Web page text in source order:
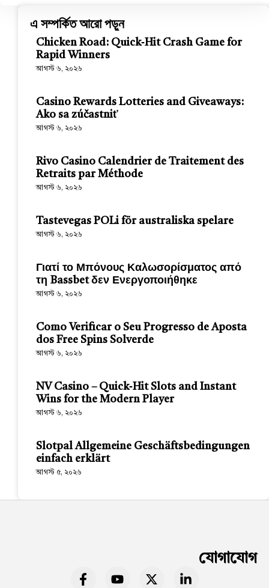
এ সম্পর্কিত আরো পড়ুন
Chicken Road: Quick‑Hit Crash Game for
Rapid Winners
আগস্ট ৬, ২০২৬
Casino Rewards Lotteries and Giveaways:
Ako sa zúčastniť
আগস্ট ৬, ২০২৬
Rivo Casino Calendrier de Traitement des
Retraits par Méthode
আগস্ট ৬, ২০২৬
Tastevegas POLi för australiska spelare
আগস্ট ৬, ২০২৬
Γιατί το Μπόνους Καλωσορίσματος από
τη Bassbet δεν Ενεργοποιήθηκε
আগস্ট ৬, ২০২৬
Como Verificar o Seu Progresso de Aposta
dos Free Spins Solverde
আগস্ট ৬, ২০২৬
NV Casino – Quick‑Hit Slots and Instant
Wins for the Modern Player
আগস্ট ৬, ২০২৬
Slotpal Allgemeine Geschäftsbedingungen
einfach erklärt
আগস্ট ৫, ২০২৬
যোগাযোগ